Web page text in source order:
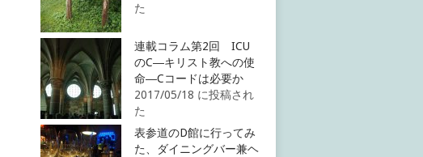
た
連載コラム第2回 ICU
のC―キリスト教への使
命―Cコードは必要か
2017/05/18 に投稿され
た
表参道のD館に行ってみ
た、ダイニングバー兼ヘ